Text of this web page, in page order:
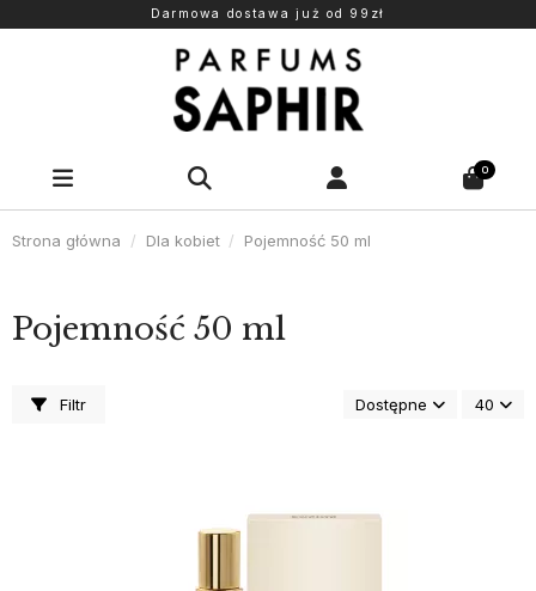
Darmowa dostawa już od 99zł
0
Strona główna Dla kobiet Pojemność 50 ml
Pojemność 50 ml
Filtr Dostępne 40